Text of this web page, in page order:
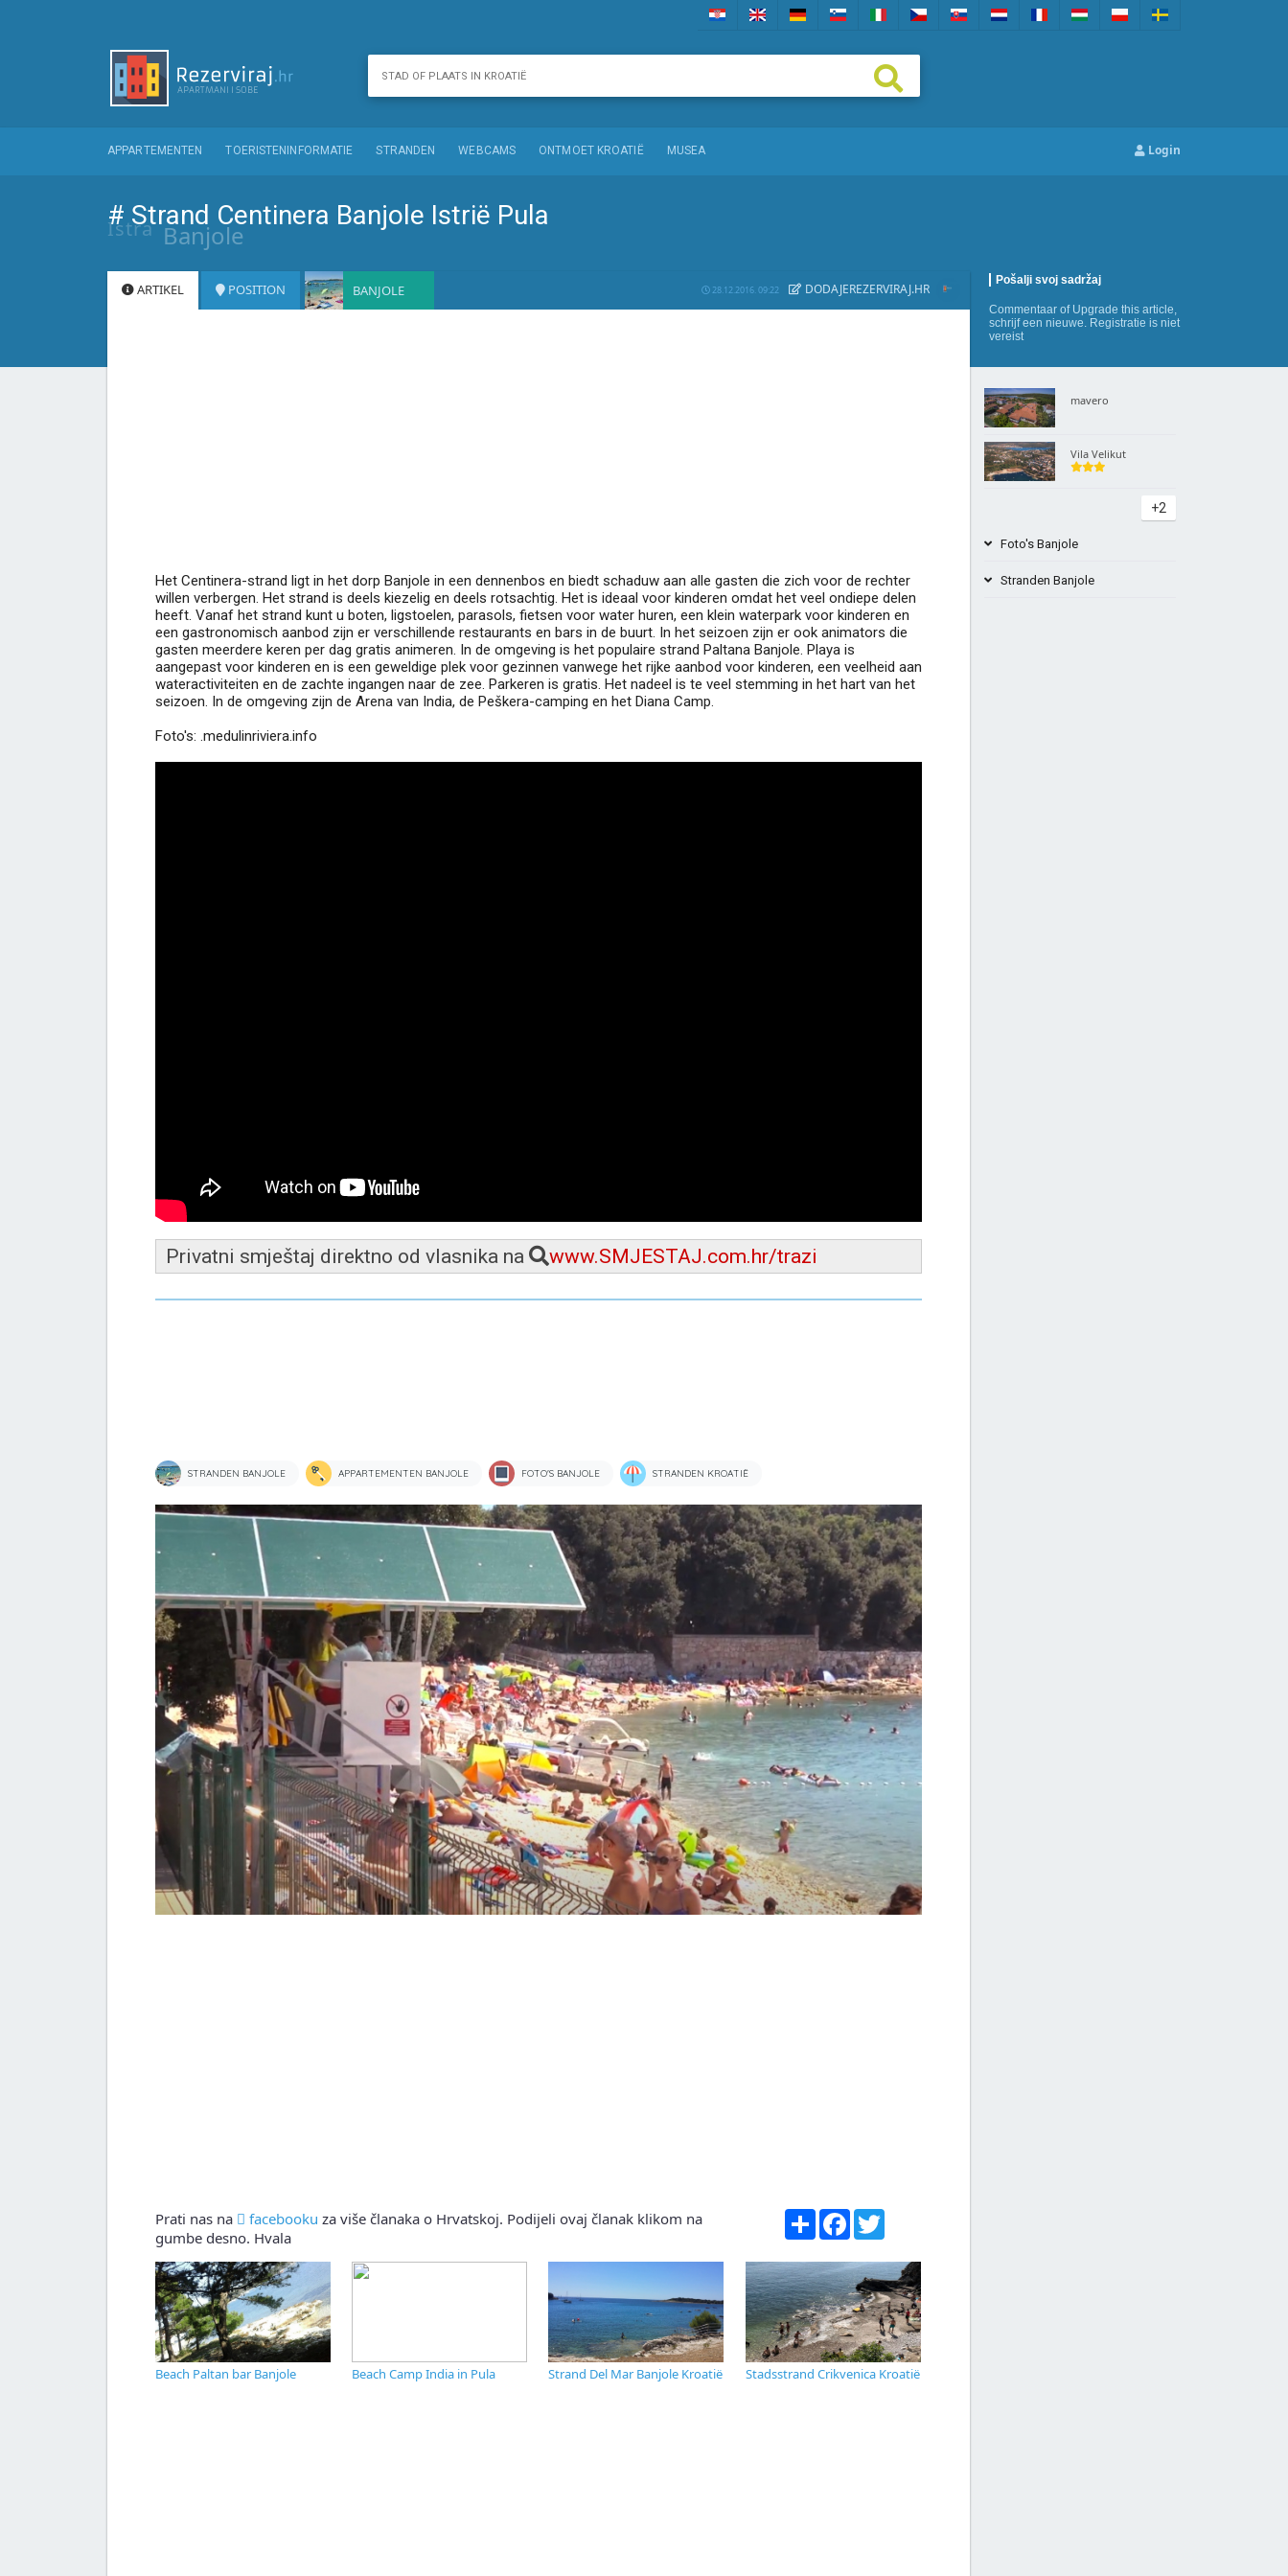
APPARTEMENTEN TOERISTENINFORMATIE STRANDEN WEBCAMS ONTMOET KROATIË MUSEA Login
# Strand Centinera Banjole Istrië Pula
Istra Banjole
Pošalji svoj sadržaj
Commentaar of Upgrade this article,
schrijf een nieuwe. Registratie is niet
vereist
ARTIKEL POSITION BANJOLE 28.12.2016. 09:22 DODAJEREZERVIRAJ.HR
Het Centinera-strand ligt in het dorp Banjole in een dennenbos en biedt schaduw aan alle gasten die zich voor de rechter
willen verbergen. Het strand is deels kiezelig en deels rotsachtig. Het is ideaal voor kinderen omdat het veel ondiepe delen
heeft. Vanaf het strand kunt u boten, ligstoelen, parasols, fietsen voor water huren, een klein waterpark voor kinderen en
een gastronomisch aanbod zijn er verschillende restaurants en bars in de buurt. In het seizoen zijn er ook animators die
gasten meerdere keren per dag gratis animeren. In de omgeving is het populaire strand Paltana Banjole. Playa is
aangepast voor kinderen en is een geweldige plek voor gezinnen vanwege het rijke aanbod voor kinderen, een veelheid aan
wateractiviteiten en de zachte ingangen naar de zee. Parkeren is gratis. Het nadeel is te veel stemming in het hart van het
seizoen. In de omgeving zijn de Arena van India, de Peškera-camping en het Diana Camp.
Foto's: .medulinriviera.info
Privatni smještaj direktno od vlasnika na www.SMJESTAJ.com.hr/trazi
STRANDEN BANJOLE APPARTEMENTEN BANJOLE FOTO'S BANJOLE STRANDEN KROATIË
Prati nas na facebooku za više članaka o Hrvatskoj. Podijeli ovaj članak klikom na
gumbe desno. Hvala
Share Facebook
Beach Paltan bar Banjole Beach Camp India in Pula Strand Del Mar Banjole Kroatië Stadsstrand Crikvenica Kroatië
mavero
Vila Velikut
+2
Foto's Banjole
Stranden Banjole